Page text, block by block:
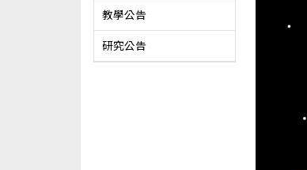
教學公告
研究公告